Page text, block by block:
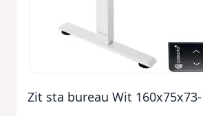
Zit sta bureau Wit